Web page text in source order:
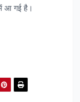
आ गई है।